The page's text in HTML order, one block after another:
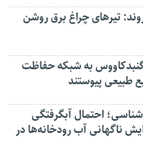
تیرهای چراغ برق روشن
گنبدکاووس به شبکه حفاظت
طبیعی پیوستند
احتمال آبگرفتگی
ناگهانی آب رودخانه‌ها در